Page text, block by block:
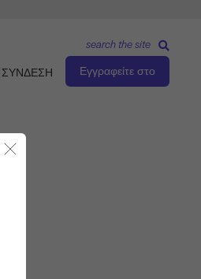
ΣΥΝΔΕΣΗ Εγγραφείτε στο
search the site